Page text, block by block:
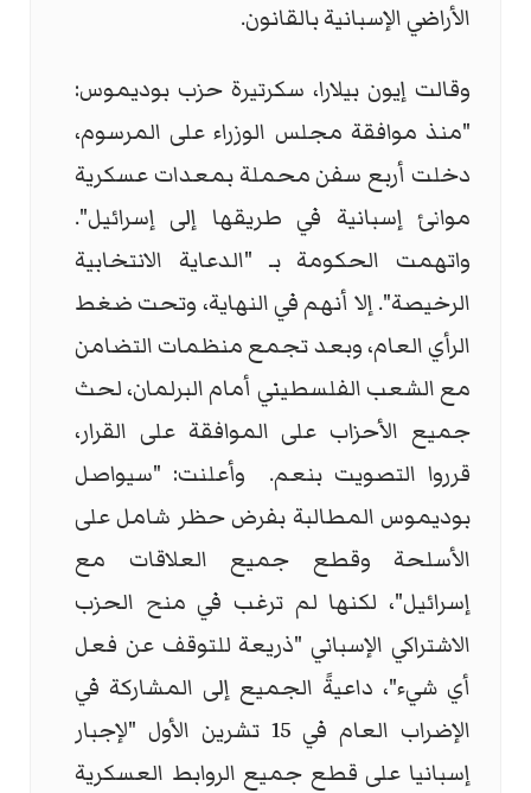
الأراضي الإسبانية بالقانون.
وقالت إيون بيلارا، سكرتيرة حزب بوديموس:
"منذ موافقة مجلس الوزراء على المرسوم،
دخلت أربع سفن محملة بمعدات عسكرية
موانئ إسبانية في طريقها إلى إسرائيل".
واتهمت الحكومة بـ "الدعاية الانتخابية
الرخيصة". إلا أنهم في النهاية، وتحت ضغط
الرأي العام، وبعد تجمع منظمات التضامن
مع الشعب الفلسطيني أمام البرلمان، لحث
جميع الأحزاب على الموافقة على القرار،
قرروا التصويت بنعم. وأعلنت: "سيواصل
بوديموس المطالبة بفرض حظر شامل على
الأسلحة وقطع جميع العلاقات مع
إسرائيل"، لكنها لم ترغب في منح الحزب
الاشتراكي الإسباني "ذريعة للتوقف عن فعل
أي شيء"، داعيةً الجميع إلى المشاركة في
الإضراب العام في 15 تشرين الأول "لإجبار
إسبانيا على قطع جميع الروابط العسكرية